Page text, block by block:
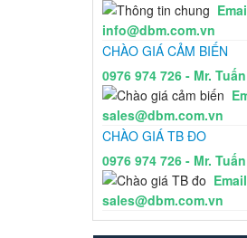
info@dbm.com.vn
CHÀO GIÁ CẢM BIẾN
0976 974 726 - Mr. Tuấn
sales@dbm.com.vn
CHÀO GIÁ TB ĐO
0976 974 726 - Mr. Tuấn
sales@dbm.com.vn